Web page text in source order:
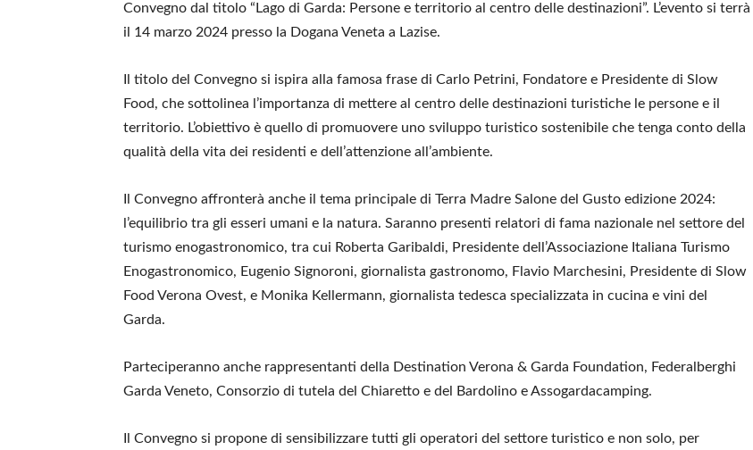
Convegno dal titolo “Lago di Garda: Persone e territorio al centro delle destinazioni”. L’evento si terrà
il 14 marzo 2024 presso la Dogana Veneta a Lazise.
Il titolo del Convegno si ispira alla famosa frase di Carlo Petrini, Fondatore e Presidente di Slow
Food, che sottolinea l’importanza di mettere al centro delle destinazioni turistiche le persone e il
territorio. L’obiettivo è quello di promuovere uno sviluppo turistico sostenibile che tenga conto della
qualità della vita dei residenti e dell’attenzione all’ambiente.
Il Convegno affronterà anche il tema principale di Terra Madre Salone del Gusto edizione 2024:
l’equilibrio tra gli esseri umani e la natura. Saranno presenti relatori di fama nazionale nel settore del
turismo enogastronomico, tra cui Roberta Garibaldi, Presidente dell’Associazione Italiana Turismo
Enogastronomico, Eugenio Signoroni, giornalista gastronomo, Flavio Marchesini, Presidente di Slow
Food Verona Ovest, e Monika Kellermann, giornalista tedesca specializzata in cucina e vini del
Garda.
Parteciperanno anche rappresentanti della Destination Verona & Garda Foundation, Federalberghi
Garda Veneto, Consorzio di tutela del Chiaretto e del Bardolino e Assogardacamping.
Il Convegno si propone di sensibilizzare tutti gli operatori del settore turistico e non solo, per